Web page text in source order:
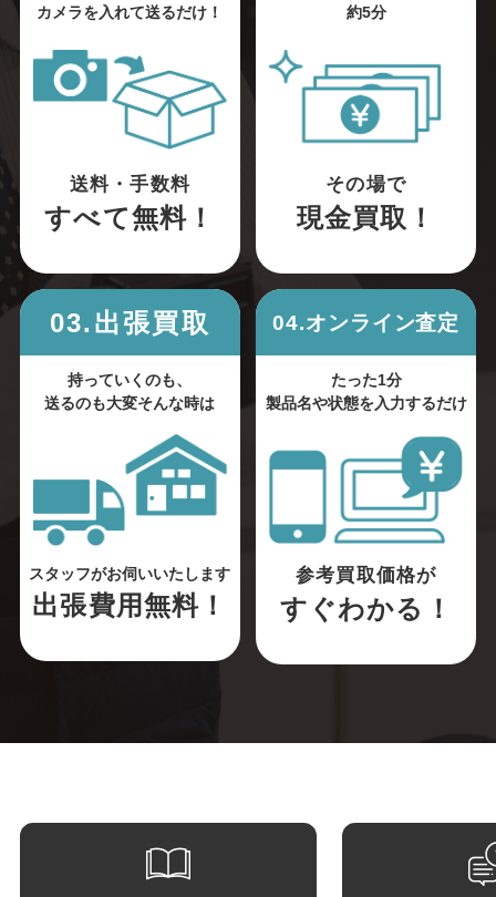
カメラを入れて送るだけ！
送料・手数料
すべて無料！
約5分
その場で
現金買取！
03.出張買取
持っていくのも、
送るのも大変そんな時は
スタッフがお伺いいたします
出張費用無料！
04.オンライン査定
たった1分
製品名や状態を入力するだけ
参考買取価格が
すぐわかる！